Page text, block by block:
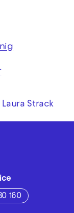
Strack
160